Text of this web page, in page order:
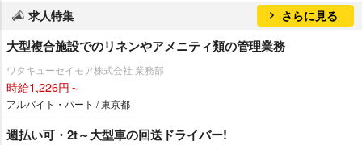
求人特集 さらに見る
大型複合施設でのリネンやアメニティ類の管理業務
ワタキューセイモア株式会社 業務部
時給1,226円～
アルバイト・パート / 東京都
週払い可・2t～大型車の回送ドライバー!